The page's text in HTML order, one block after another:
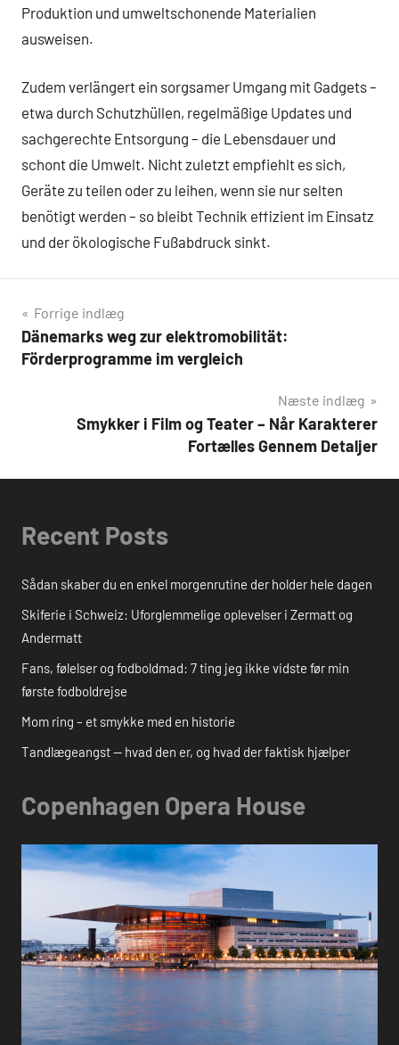
Produktion und umweltschonende Materialien
ausweisen.
Zudem verlängert ein sorgsamer Umgang mit Gadgets –
etwa durch Schutzhüllen, regelmäßige Updates und
sachgerechte Entsorgung – die Lebensdauer und
schont die Umwelt. Nicht zuletzt empfiehlt es sich,
Geräte zu teilen oder zu leihen, wenn sie nur selten
benötigt werden – so bleibt Technik effizient im Einsatz
und der ökologische Fußabdruck sinkt.
Indlægsnavigation
Forrige indlæg
Dänemarks weg zur elektromobilität:
Förderprogramme im vergleich
Næste indlæg
Smykker i Film og Teater – Når Karakterer
Fortælles Gennem Detaljer
Recent Posts
Sådan skaber du en enkel morgenrutine der holder hele dagen
Skiferie i Schweiz: Uforglemmelige oplevelser i Zermatt og
Andermatt
Fans, følelser og fodboldmad: 7 ting jeg ikke vidste før min
første fodboldrejse
Mom ring – et smykke med en historie
Tandlægeangst — hvad den er, og hvad der faktisk hjælper
Copenhagen Opera House